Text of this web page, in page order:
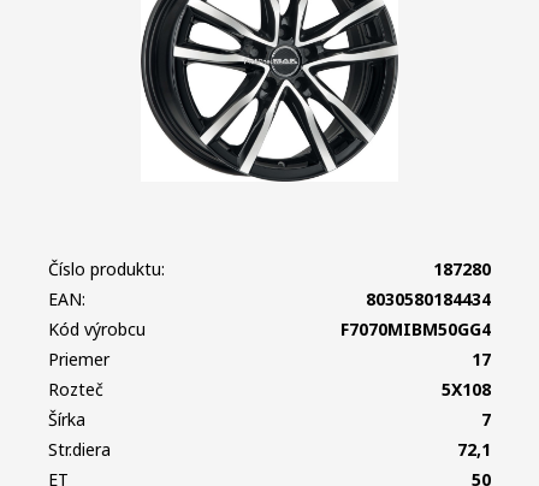
Číslo produktu:
187280
EAN:
8030580184434
Kód výrobcu
F7070MIBM50GG4
Priemer
17
Rozteč
5X108
Šírka
7
Str.diera
72,1
ET
50